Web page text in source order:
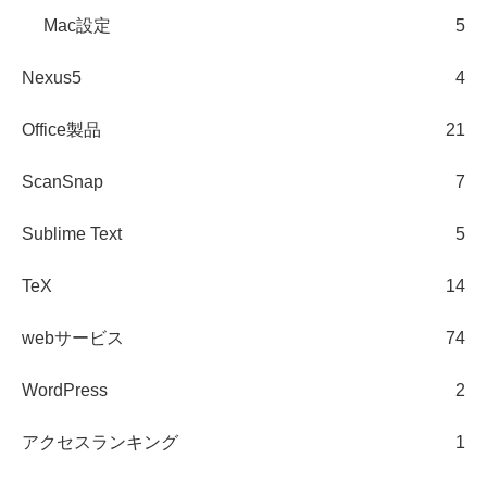
Mac設定 5
Nexus5 4
Office製品 21
ScanSnap 7
Sublime Text 5
TeX 14
webサービス 74
WordPress 2
アクセスランキング 1